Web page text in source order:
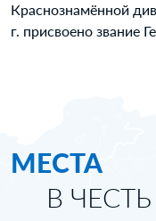
Краснознамённой
г. присвоено звание
МЕСТА
В